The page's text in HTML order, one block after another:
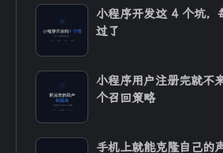
小程序开发这 4 个坑，
过了
小程序用户注册完就不
个召回策略
手机上就能克隆自己的